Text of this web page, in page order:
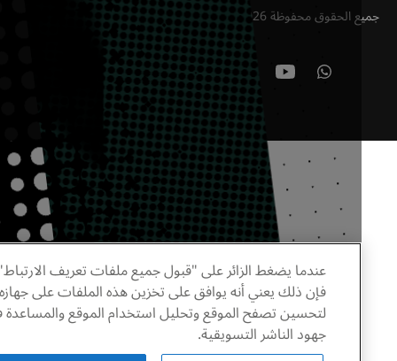
الحقوق محفوظة2026
©
عندما يضغط الزائر على "قبول جميع ملفات تعريف الارتباط"
فإن ذلك يعني أنه يوافق على تخزين هذه الملفات على جهازه
لتحسين تصفح الموقع وتحليل استخدام الموقع والمساعدة في
جهود الناشر التسويقية.